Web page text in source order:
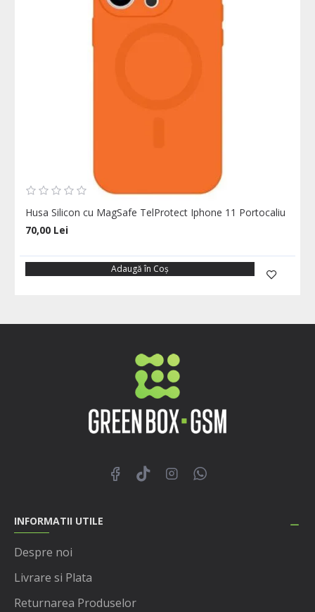
Husa Silicon cu MagSafe TelProtect Iphone 11 Portocaliu
70,00 Lei
Adaugă în Coş
INFORMATII UTILE
Despre noi
Livrare si Plata
Returnarea Produselor